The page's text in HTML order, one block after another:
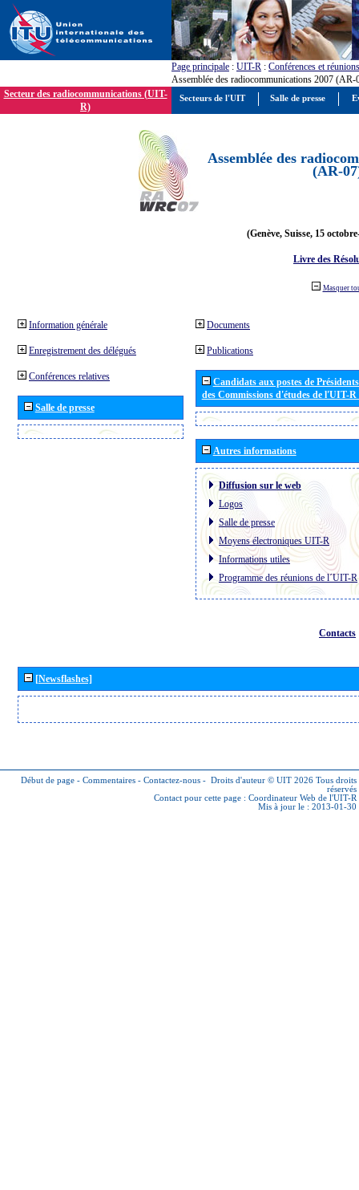
Page principale : UIT-R : Conférences et réunions
Assemblée des radiocommunications 2007 (AR-
Secteur des radiocommunications (UIT-
R)
Assemblée des
(AR-
(Genève, Suisse, 15
Livre des
Masquer
Information générale
Enregistrement des délégués
Conférences relatives
Salle de presse
Documents
Publications
Candidats aux postes de
des Commissions d'études de l'UIT-
Autres informations
Diffusion sur le web
Logos
Salle de presse
Moyens électroniques UIT-R
Informations utiles
Programme des réunions de l´UIT-R
Contacts
[Newsflashes]
Début de page - Commentaires - Contactez-nous - Droits d'auteur © UIT 2026 Tous droits
réservés
Contact pour cette page : Coordinateur Web de l'UIT-R
Mis à jour le : 2013-01-30
Secteurs de l'UIT Salle de presse